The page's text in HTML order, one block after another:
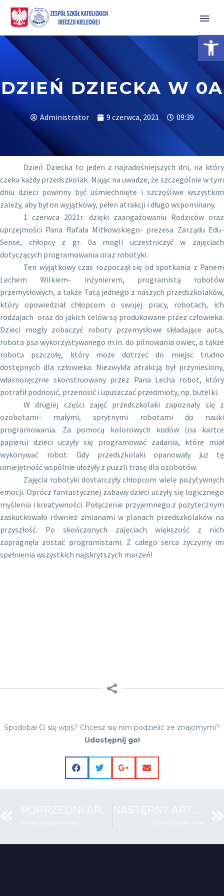
DZIEŃ DZIECKA W 0A
Administrator 9 czerwca, 2021 09:39
Dzień Dziecka to jeden z najradośniejszych dni, na który
czeka każdy przedszkolak. Mając na uwadze, że szczególnie w tym
dniu dzieci powinny być uśmiechnięte i szczęśliwe wszystkim
zależy, aby był on wyjątkowy, pełen atrakcji i długo wspominany.
1 czerwca 2021r. dzięki zaangażowaniu Rodziców oraz
uprzejmości Pana Rafała Mitkowskiego- prezesa Zarządu Edu-
Sense, chłopcy z gr. 0a mogli uczestniczyć w zajęciach
dotyczących programowania oraz robotyki.
Ten wyjątkowy czas rozpoczął się od spotkania z Panem
Lechem Wilkiem- inżynierem, programistą robotów
przemysłowych, a także Tatą jednego z naszych przedszkolaków,
który opowiedział chłopcom o swojej pracy, robotach, ich
rodzajach oraz do jakich celów są produkowane przez człowieka.
Dzieci mogły zobaczyć roboty przemysłowe składające auta,
robota psa wykorzystywanego m.in. do pilnowania owiec, a także
robota pszczołę, który może dotrzeć do miejsc trudno
dostępnych dla człowieka. Niezwykła atrakcją był przyniesiony,
własnoręcznie skonstruowany przez Pana Lecha robot, który
potrafił podnosić, przenosić i upuszczać przedmioty, np. butelki.
W drugiej części zajęć przedszkolaki zapoznały się z
ozobotami- małymi, sprytnymi robotami do nauki
programowania. Za pomocą kolorowych kodów (na kartce
papieru) dzieci uczyły się programować zadania, które miał
wykonywać robot. Gdy przedszkolaki opanowały już tę
umiejętność wspólnie ułożyły z puzzli trasę dla ozobotów.
Zajęcia robotyki dostarczyły chłopcom wiele pozytywnych
emocji. Oprócz fantastycznej zabawy dzieci uczyły się logicznego
myślenia i kreatywności. Połączenie przyjemnego z pożytecznym
zaskutkowało również zmianami w planach przedszkolaków na
przyszłość. Po skończonych zajęciach większość z nich
zapragnęła zostać programistami. Z całego serca życzymy im
spełnienia wszystkich najskrytszych marzeń!
Spodobał Ci się wpis? Chcesz się nim podzielić ze znajomymi?
Udostępnij go!